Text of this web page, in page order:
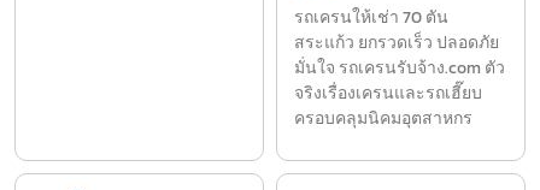
รถเครนให้เช่า 70 ตัน
สระแก้ว ยกรวดเร็ว ปลอดภัย
มั่นใจ รถเครนรับจ้าง.com ตัว
จริงเรื่องเครนและรถเฮี๊ยบ
ครอบคลุมนิคมอุตสาหกร